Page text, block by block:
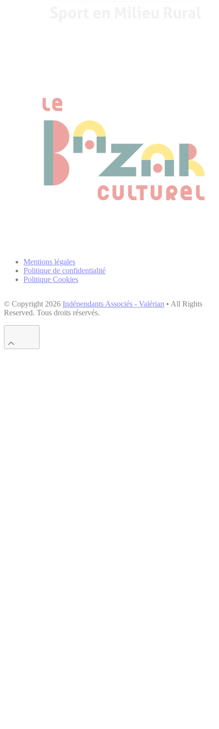
Mentions légales
Politique de confidentialité
Politique Cookies
© Copyright 2026 Indépendants Associés - Valérian • All Rights
Reserved. Tous droits réservés.